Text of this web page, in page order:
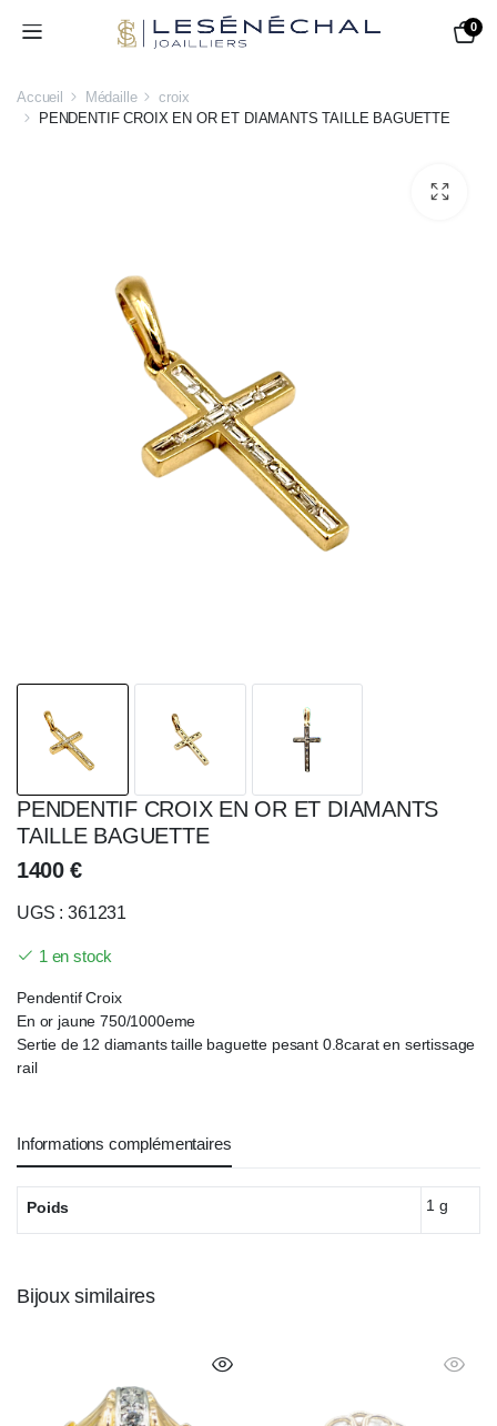
0
Accueil Médaille
croix
PENDENTIF CROIX EN OR ET DIAMANTS TAILLE BAGUETTE
PENDENTIF CROIX EN OR ET DIAMANTS
TAILLE BAGUETTE
1400 €
UGS : 361231
1 en stock
Pendentif Croix
En or jaune 750/1000eme
Sertie de 12 diamants taille baguette pesant 0.8carat en sertissage
rail
Informations complémentaires
Poids 1 g
Bijoux similaires